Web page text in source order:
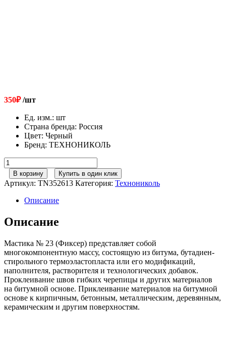
350₽/шт
Ед. изм.: шт
Страна бренда: Россия
Цвет: Черный
Бренд: ТЕХНОНИКОЛЬ
Количество
товара
ТЕХНОНИКОЛЬ
Мастика
гибкой
черепицы
№23
310мл
В корзину Купить в один клик
Артикул: TN352613 Категория: Технониколь
Описание
Описание
Мастика № 23 (Фиксер) представляет собой
многокомпонентную массу, состоящую из битума, бутадиен-
стирольного термоэластопласта или его модификаций,
наполнителя, растворителя и технологических добавок.
Проклеивание швов гибких черепицы и других материалов
на битумной основе. Приклеивание материалов на битумной
основе к кирпичным, бетонным, металлическим, деревянным,
керамическим и другим поверхностям.